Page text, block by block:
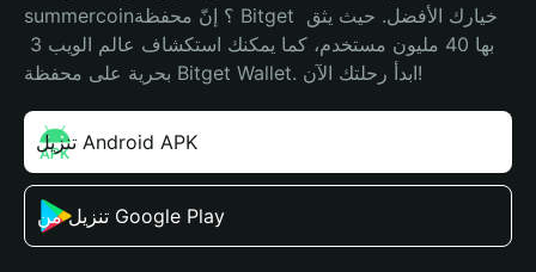
summercoin؟ إنّ محفظة Bitget خيارك الأفضل. حيث يثق
بحرية على محفظة Bitget Wallet. ابدأ رحلتك الآن!
تنزيل Android APK
تنزيل من Google Play